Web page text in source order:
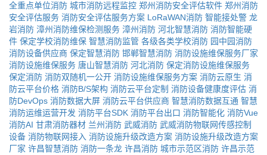
全重点单位消防 城市消防远程监控 郑州消防安全评估软件 郑州消防
安全评估服务 消防安全评估服务方案 LoRaWAN消防 智能接处警 龙
岩消防 漳州消防维保检测服务 漳州消防 河北智慧消防 消防智能硬
件 保定学校消防维保 智慧消防监管 各级各类学校消防 园中园消防
消防设备供应商 保定智慧消防 邯郸智慧消防 消防设施维保服务厂家
消防设施维保服务 唐山智慧消防 河北消防 保定消防设施维保服务
保定消防 消防双随机一公开 消防设施维保服务方案 消防云原生 消
防云平台价格 消防B/S架构 消防云平台定制 消防设备健康度评估 消
防DevOps 消防数据大屏 消防云平台供应商 智慧消防数据互通 智慧
消防运维运营开发 消防平台SDK 消防平台出口 消防智能化 消防Vue
消防AI 甘肃消防器材 兰州消防 武威消防 武威消防物联网传感控制
设备 消防物联网接入 消防设施升级改造方案 消防设施升级改造方案
厂家 许昌智慧消防 消防一条龙 许昌消防 城市示范区消防 许昌示范